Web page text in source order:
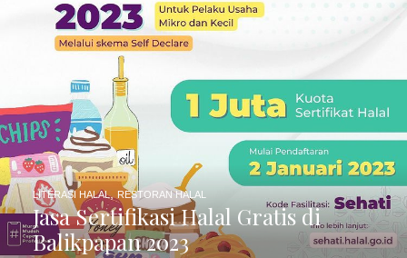
Jasa Sertifikasi Halal Gratis di
Balikpapan 2023
LITERASI HALAL, RESTORAN HALAL